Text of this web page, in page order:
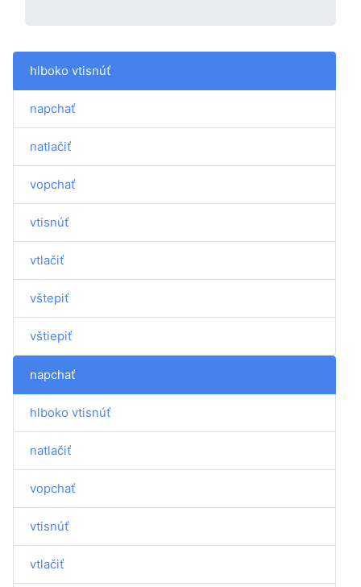
hlboko vtisnúť
napchať
natlačiť
vopchať
vtisnúť
vtlačiť
vštepiť
vštiepiť
napchať
hlboko vtisnúť
natlačiť
vopchať
vtisnúť
vtlačiť